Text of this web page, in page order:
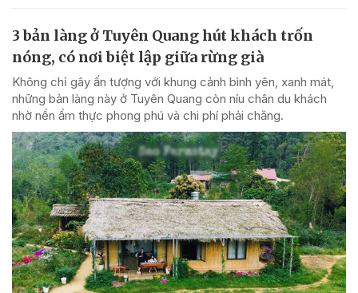
3 bản làng ở Tuyên Quang hút khách trốn
nóng, có nơi biệt lập giữa rừng già
Không chỉ gây ấn tượng với khung cảnh bình yên, xanh mát,
những bản làng này ở Tuyên Quang còn níu chân du khách
nhờ nền ẩm thực phong phú và chi phí phải chăng.